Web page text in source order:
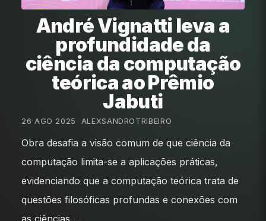
André Vignatti leva a
profundidade da
ciência da computação
teórica ao Prêmio
Jabuti
26 AGO 2025 ALEXSANDROTRIBEIRO
Obra desafia a visão comum de que ciência da
computação limita-se a aplicações práticas,
evidenciando que a computação teórica trata de
questões filosóficas profundas e conexões com